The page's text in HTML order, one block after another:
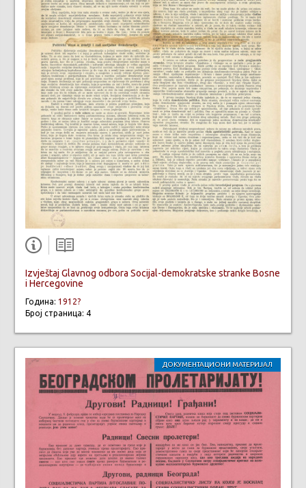
Izvještaj Glavnog odbora Socijal-demokratske stranke Bosne
i Hercegovine
Година: 1912?
Број страница: 4
ДОКУМЕНТАЦИОНИ МАТЕРИЈАЛ